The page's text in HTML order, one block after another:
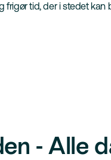
frigør tid, der i stedet
- Alle